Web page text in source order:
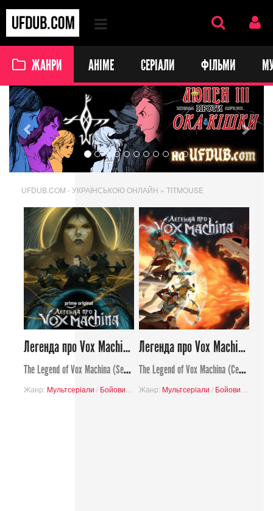
ЖАНРИ АНІМЕ СЕРІАЛИ ФІЛЬМИ
Previous Next
UFDUB.COM - УКРАЇНСЬКОЮ ОНЛАЙН » TITMOUSE
Легенда про Vox Machina (Сезон 4)
The Legend of Vox Machina (Season 4)
Жанр: Мультсеріали / Бойовик Фентезі /Пригоди/Комедія
Легенда про Vox Machina (Сезон 3)
The Legend of Vox Machina (Сезон 3)
Жанр: Мультсеріали / Бойовик